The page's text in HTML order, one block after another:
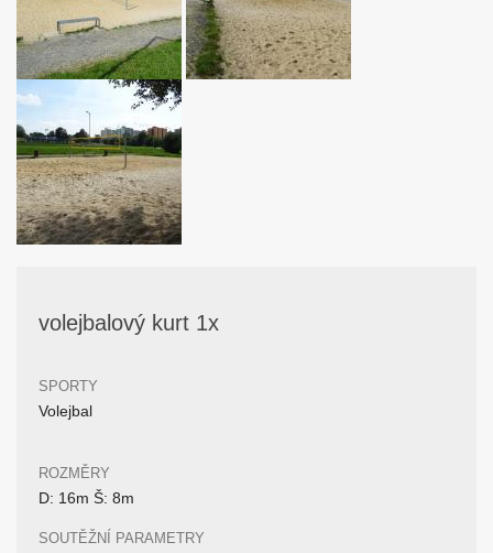
volejbalový kurt 1x
SPORTY
Volejbal
ROZMĚRY
D: 16m Š: 8m
SOUTĚŽNÍ PARAMETRY